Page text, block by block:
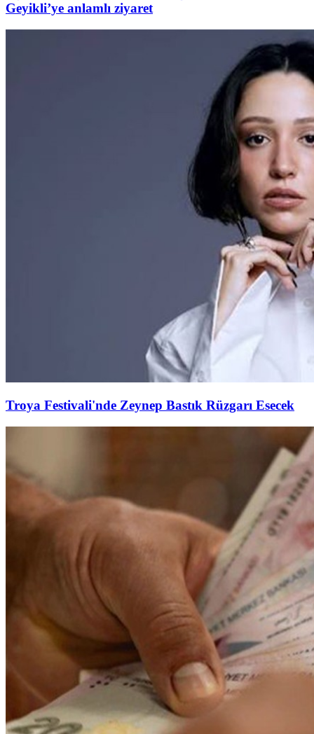
Geyikli’ye anlamlı ziyaret
Troya Festivali'nde Zeynep Bastık Rüzgarı Esecek